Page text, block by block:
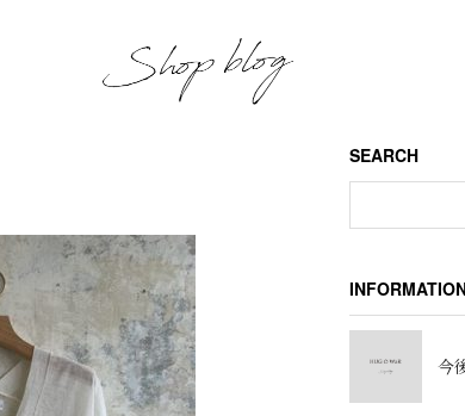
SEARCH
今